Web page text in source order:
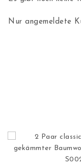
Nur angemeldete